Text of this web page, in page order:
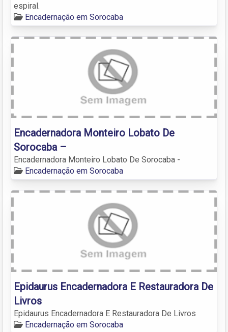
espiral.
Encadernação em Sorocaba
Encadernadora Monteiro Lobato De
Sorocaba –
Encadernadora Monteiro Lobato De Sorocaba -
Encadernação em Sorocaba
Epidaurus Encadernadora E Restauradora De
Livros
Epidaurus Encadernadora E Restauradora De Livros
Encadernação em Sorocaba